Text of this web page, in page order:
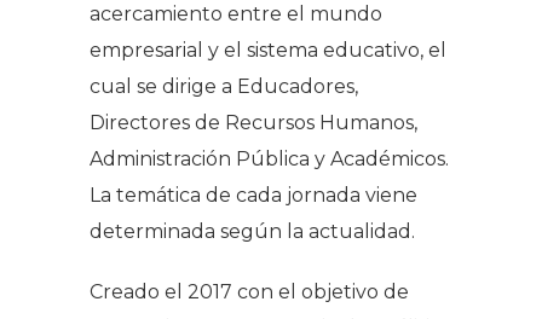
acercamiento entre el mundo
empresarial y el sistema educativo, el
cual se dirige a Educadores,
Directores de Recursos Humanos,
Administración Pública y Académicos.
La temática de cada jornada viene
determinada según la actualidad.
Creado el 2017 con el objetivo de